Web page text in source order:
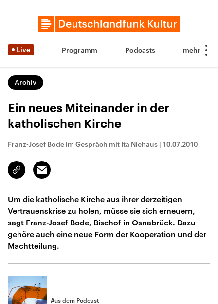
Live Programm Podcasts
Archiv
Ein neues Miteinander in der
katholischen Kirche
Franz-Josef Bode im Gespräch mit Ita Niehaus | 10.07.2010
Link
kopieren/teilen
Email
Um die katholische Kirche aus ihrer derzeitigen
Vertrauenskrise zu holen, müsse sie sich erneuern,
sagt Franz-Josef Bode, Bischof in Osnabrück. Dazu
gehöre auch eine neue Form der Kooperation und der
Machtteilung.
Aus dem Podcast